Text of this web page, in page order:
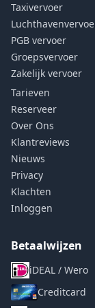
Taxivervoer
PGB vervoer
Groepsvervoer
Zakelijk vervoer
Tarieven
Reserveer
Over Ons
Klantreviews
Nieuws
Privacy
Klachten
Inloggen
Betaalwijzen
iDEAL / Wero
Creditcard